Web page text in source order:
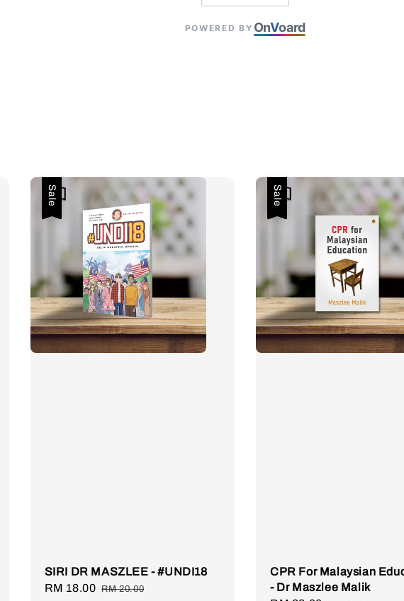
POWERED BY OnVoard
Sale
SIRI DR MASZLEE - #UNDI18
Sale
RM 18.00 Regular
RM 20.00
Sale
CPR For Malaysian
- Dr Maszlee Malik